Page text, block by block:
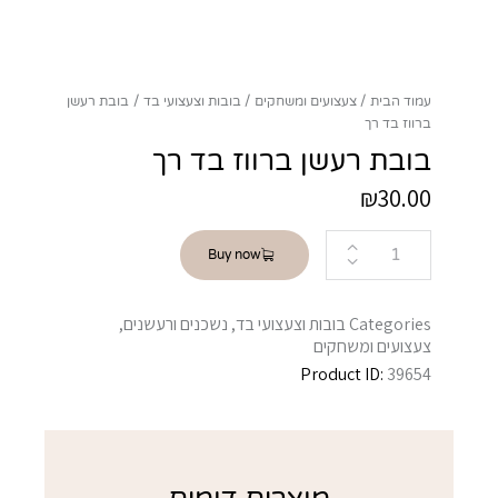
עמוד הבית צעצועים ומשחקים בובות וצעצועי בד
בובת רעשן
ברווז בד רך
בובת רעשן ברווז בד רך
₪30.00
Buy now
Categories בובות וצעצועי בד, נשכנים ורעשנים,
צעצועים ומשחקים
Product ID: 39654